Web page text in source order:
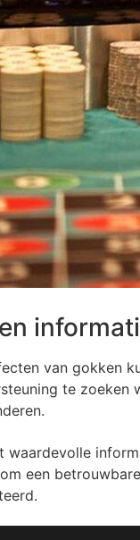
van gokken
te zoeken
waardevolle
een